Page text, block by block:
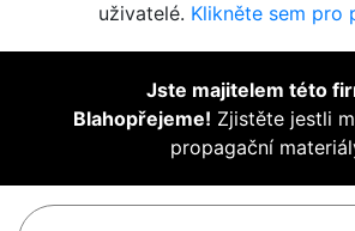
uživatelé. Klikněte sem pro
Jste majitelem této
Blahopřejeme! Zjistěte jestli
propagační